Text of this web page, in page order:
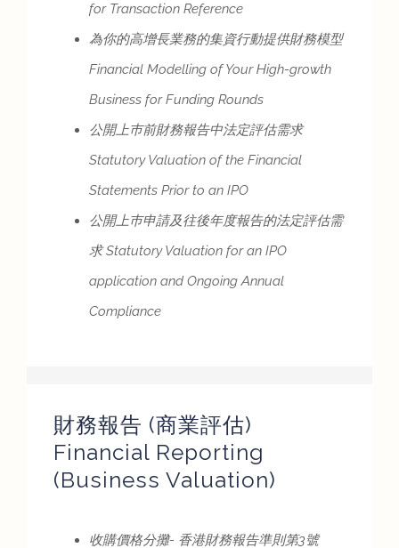
for Transaction Reference
為你的高增長業務的集資行動提供財務模型
Financial Modelling of Your High-growth
Business for Funding Rounds
公開上巿前財務報告中法定評估需求
Statutory Valuation of the Financial
Statements Prior to an IPO
公開上巿申請及往後年度報告的法定評估需
求 Statutory Valuation for an IPO
application and Ongoing Annual
Compliance
財務報告 (商業評估)
Financial Reporting
(Business Valuation)
收購價格分攤- 香港財務報告準則第3號